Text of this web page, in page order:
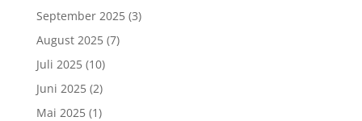
September 2025(3)
August 2025(7)
Juli 2025(10)
Juni 2025(2)
Mai 2025(1)